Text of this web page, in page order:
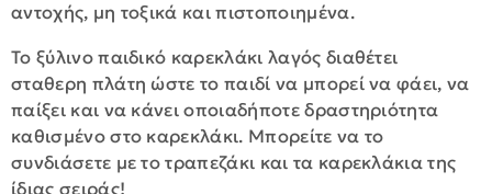
αντοχής, μη τοξικά και πιστοποιημένα.
Το ξύλινο παιδικό καρεκλάκι λαγός διαθέτει
σταθερη πλάτη ώστε το παιδί να μπορεί να φάει, να
παίξει και να κάνει οποιαδήποτε δραστηριότητα
καθισμένο στο καρεκλάκι. Μπορείτε να το
συνδιάσετε με το τραπεζάκι και τα καρεκλάκια της
ίδιας σειράς!